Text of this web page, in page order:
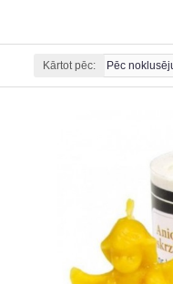
Kārtot pēc: